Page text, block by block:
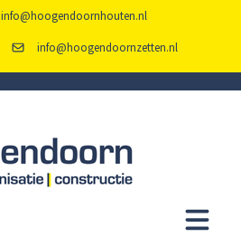
info@hoogendoornhouten.nl
info@hoogendoornzetten.nl